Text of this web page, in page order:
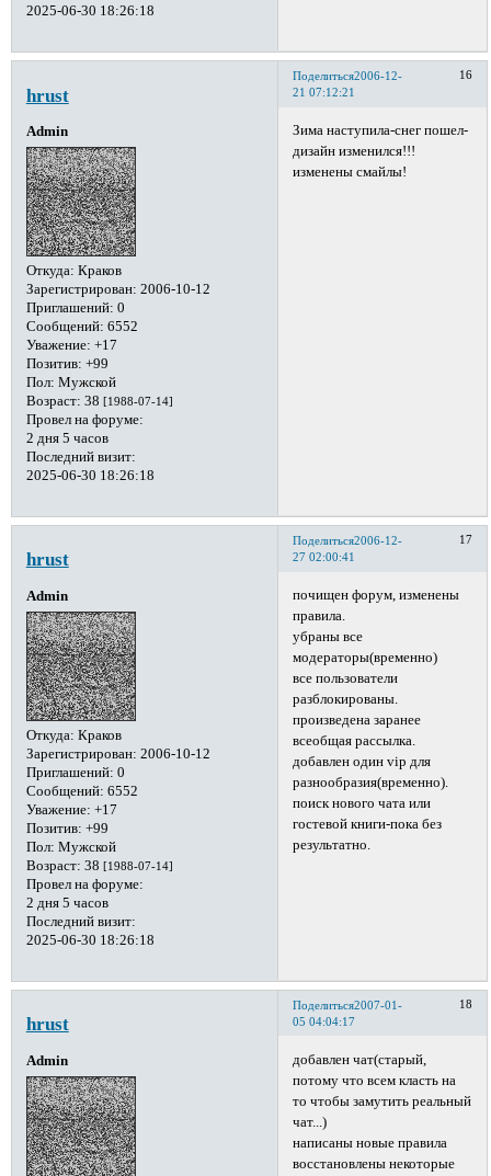
2025-06-30 18:26:18
Поделиться 16
2006-12-
21 07:12:21
hrust
Admin
Откуда: Краков
Зарегистрирован: 2006-10-12
Приглашений: 0
Сообщений: 6552
Уважение: +17
Позитив: +99
Пол: Мужской
Возраст: 38 [1988-07-14]
Провел на форуме:
2 дня 5 часов
Последний визит:
2025-06-30 18:26:18
Зима наступила-снег пошел-
дизайн изменился!!!
изменены смайлы!
Поделиться 17
2006-12-
27 02:00:41
hrust
Admin
Откуда: Краков
Зарегистрирован: 2006-10-12
Приглашений: 0
Сообщений: 6552
Уважение: +17
Позитив: +99
Пол: Мужской
Возраст: 38 [1988-07-14]
Провел на форуме:
2 дня 5 часов
Последний визит:
2025-06-30 18:26:18
почищен форум, изменены
правила.
убраны все
модераторы(временно)
все пользователи
разблокированы.
произведена заранее
всеобщая рассылка.
добавлен один vip для
разнообразия(временно).
поиск нового чата или
гостевой книги-пока без
результатно.
Поделиться 18
2007-01-
05 04:04:17
hrust
Admin
добавлен чат(старый,
потому что всем класть на
то чтобы замутить реальный
чат...)
написаны новые правила
восстановлены некоторые